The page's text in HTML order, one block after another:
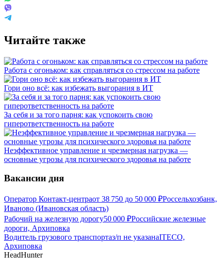
Читайте также
Работа с огоньком: как справляться со стрессом на работе
Гори оно всё: как избежать выгорания в ИТ
За себя и за того парня: как успокоить свою
гиперответственность на работе
Неэффективное управление и чрезмерная нагрузка —
основные угрозы для психического здоровья на работе
Вакансии дня
Оператор Контакт-центраот 38 750 до 50 000 ₽Россельхозбанк,
Иваново (Ивановская область)
Рабочий на железную дорогу50 000 ₽Российские железные
дороги, Архиповка
Водитель грузового транспортаз/п не указанаITECO,
Архиповка
HeadHunter